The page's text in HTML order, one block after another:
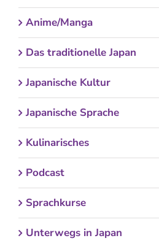
Anime/Manga
Das traditionelle Japan
Japanische Kultur
Japanische Sprache
Kulinarisches
Podcast
Sprachkurse
Unterwegs in Japan